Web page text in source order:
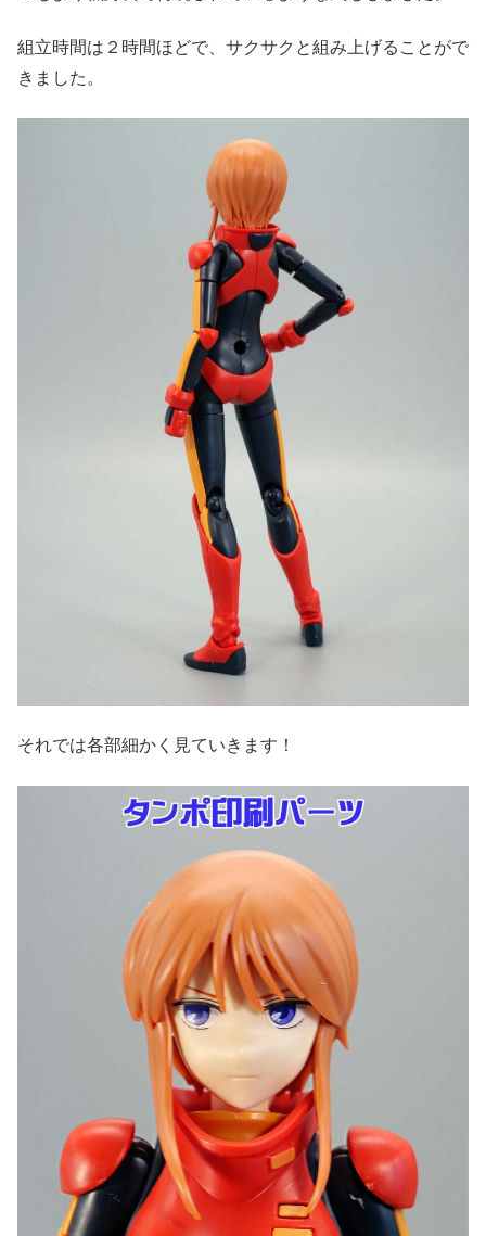
組立時間は２時間ほどで、サクサクと組み上げることがで
きました。
それでは各部細かく見ていきます！